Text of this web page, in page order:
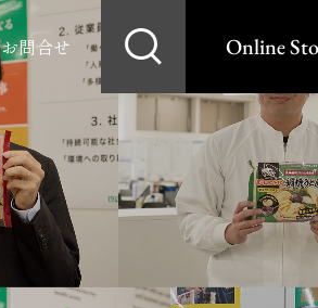
お問合せ Online